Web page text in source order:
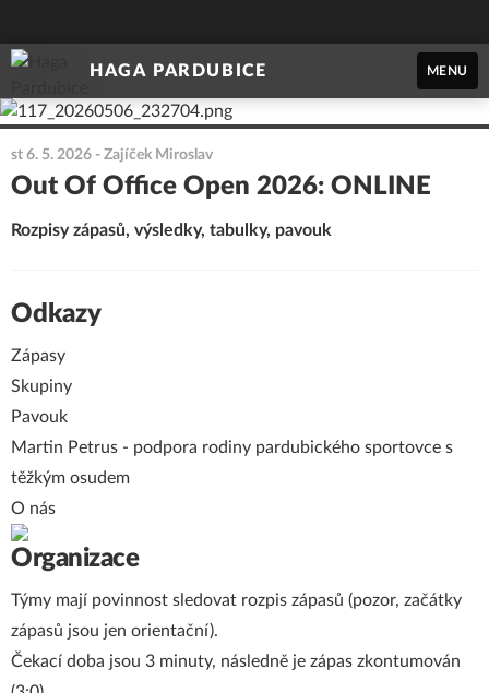
HAGA PARDUBICE MENU
st 6. 5. 2026 - Zajíček Miroslav
Out Of Office Open 2026: ONLINE
Rozpisy zápasů, výsledky, tabulky, pavouk
Odkazy
Zápasy
Skupiny
Pavouk
Martin Petrus - podpora rodiny pardubického sportovce s
těžkým osudem
O nás
Organizace
Týmy mají povinnost sledovat rozpis zápasů (pozor, začátky
zápasů jsou jen orientační).
Čekací doba jsou 3 minuty, následně je zápas zkontumován